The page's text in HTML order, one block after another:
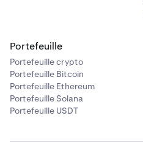
Portefeuille
Portefeuille crypto
Portefeuille Bitcoin
Portefeuille Ethereum
Portefeuille Solana
Portefeuille USDT